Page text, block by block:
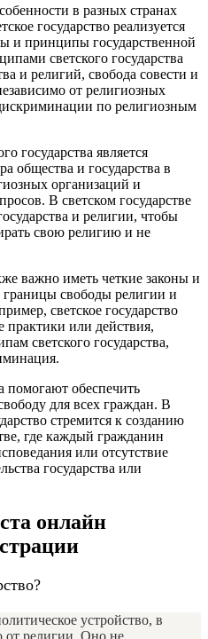
в разных странах
государство реализуется
и принципы государственной
светского государства
и религий, свобода совести и
от религиозных
по религиозным
государства является
общества и государства в
организаций и
В светском государстве
и религии, чтобы
свою религию и не
важно иметь четкие законы и
границы свободы религии и
светское государство
практики или действия,
светского государства,
помогают обеспечить
для всех граждан. В
стремится к созданию
где каждый гражданин
или отсутствие
государства или
онлайн
устройство, в
от религии. Оно не